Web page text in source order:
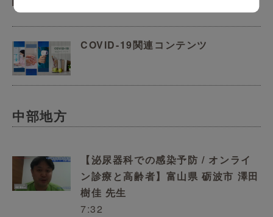
COVID-19関連コンテンツ
中部地方
【泌尿器科での感染予防 / オンライ
ン診療と高齢者】富山県 砺波市 澤田
樹佳 先生
7:32